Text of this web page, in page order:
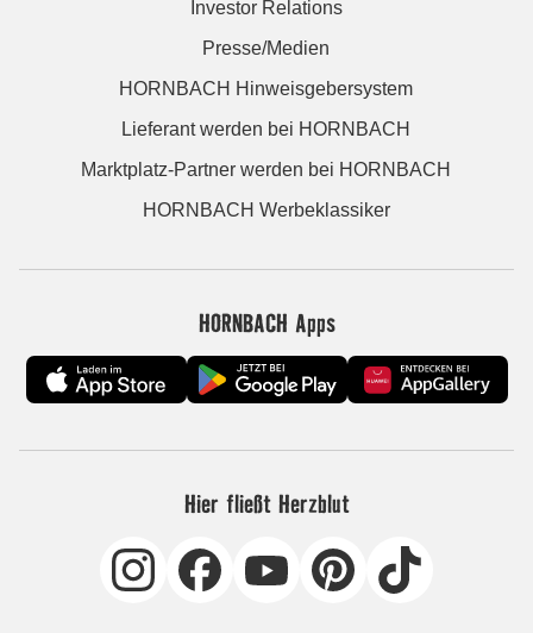
Investor Relations
Presse/Medien
HORNBACH Hinweisgebersystem
Lieferant werden bei HORNBACH
Marktplatz-Partner werden bei HORNBACH
HORNBACH Werbeklassiker
HORNBACH Apps
Hier fließt Herzblut